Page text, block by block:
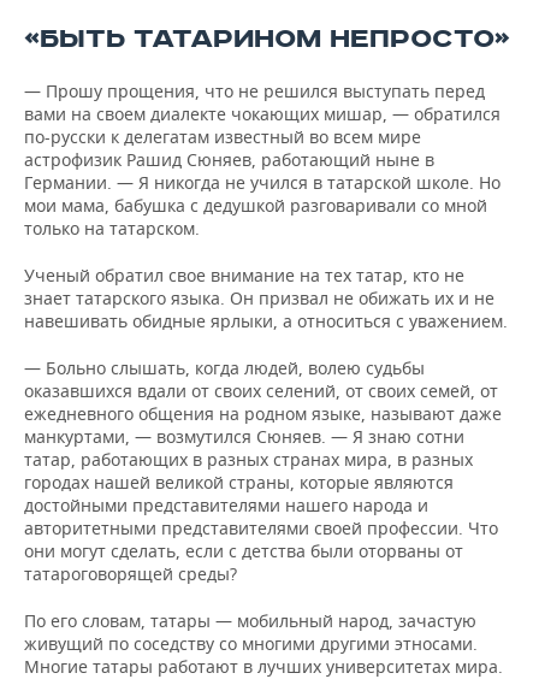
«БЫТЬ ТАТАРИНОМ НЕПРОСТО»
— Прошу прощения, что не решился выступать перед
вами на своем диалекте чокающих мишар, — обратился
по-русски к делегатам известный во всем мире
астрофизик Рашид Сюняев, работающий ныне в
Германии. — Я никогда не учился в татарской школе. Но
мои мама, бабушка с дедушкой разговаривали со мной
только на татарском.
Ученый обратил свое внимание на тех татар, кто не
знает татарского языка. Он призвал не обижать их и не
навешивать обидные ярлыки, а относиться с уважением.
— Больно слышать, когда людей, волею судьбы
оказавшихся вдали от своих селений, от своих семей, от
ежедневного общения на родном языке, называют даже
манкуртами, — возмутился Сюняев. — Я знаю сотни
татар, работающих в разных странах мира, в разных
городах нашей великой страны, которые являются
достойными представителями нашего народа и
авторитетными представителями своей профессии. Что
они могут сделать, если с детства были оторваны от
татароговорящей среды?
По его словам, татары — мобильный народ, зачастую
живущий по соседству со многими другими этносами.
Многие татары работают в лучших университетах мира.